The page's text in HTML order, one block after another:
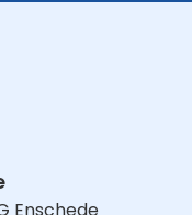
Enschede